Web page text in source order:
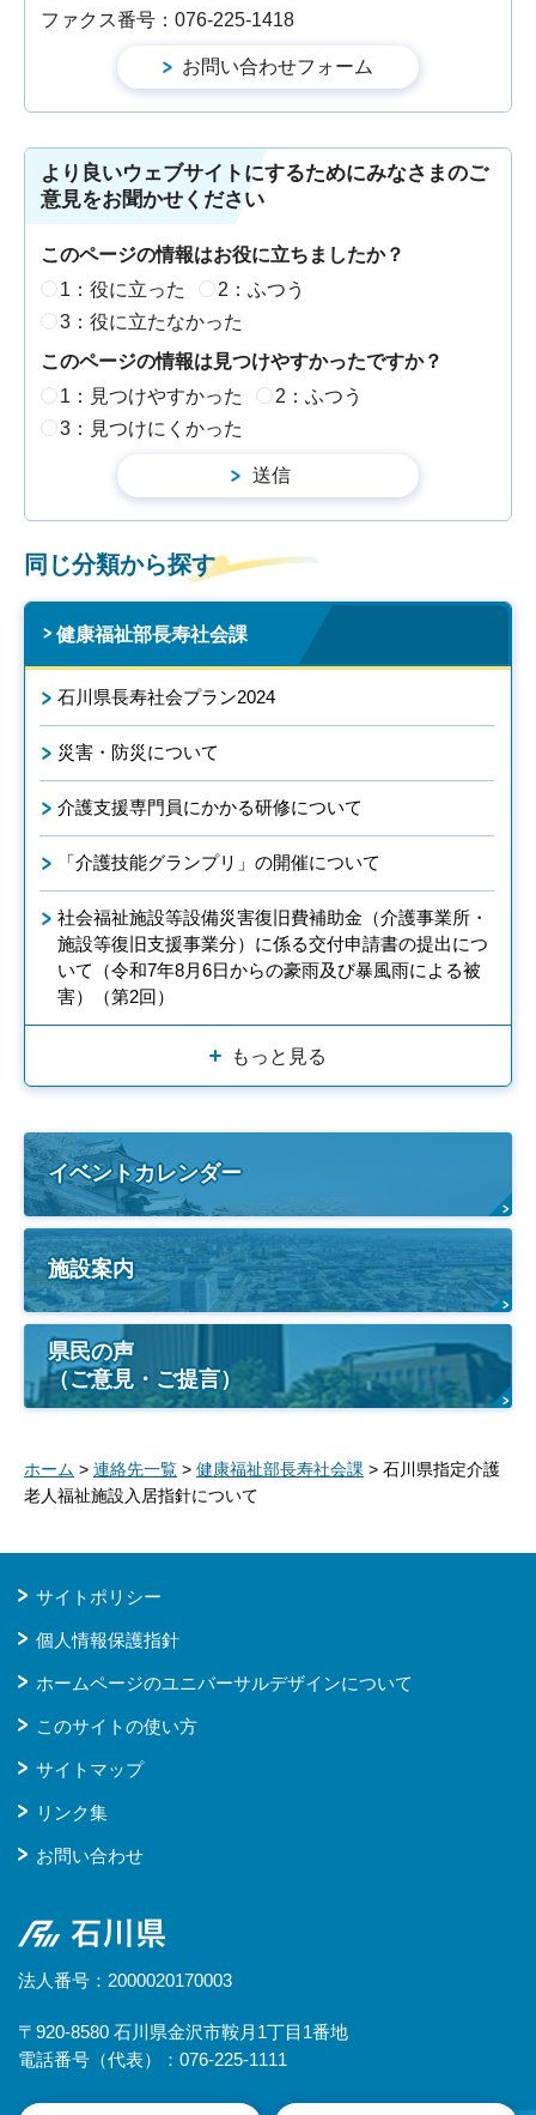
ファクス番号：076-225-1418
より良いウェブサイトにするためにみなさまのご
意見をお聞かせください
このページの情報はお役に立ちましたか？
1：役に立った
2：ふつう
3：役に立たなかった
このページの情報は見つけやすかったですか？
1：見つけやすかった
2：ふつう
3：見つけにくかった
同じ分類から探す
健康福祉部長寿社会課
石川県長寿社会プラン2024
災害・防災について
介護支援専門員にかかる研修について
「介護技能グランプリ」の開催について
社会福祉施設等設備災害復旧費補助金（介護事業所・
施設等復旧支援事業分）に係る交付申請書の提出につ
いて（令和7年8月6日からの豪雨及び暴風雨による被
害）（第2回）
もっと見る
イベントカレンダー
施設案内
県民の声
（ご意見・ご提言）
ホーム > 連絡先一覧 > 健康福祉部長寿社会課 > 石川県指定介護
老人福祉施設入居指針について
サイトポリシー
個人情報保護指針
ホームページのユニバーサルデザインについて
このサイトの使い方
サイトマップ
リンク集
お問い合わせ
石川県
法人番号：2000020170003
〒920-8580 石川県金沢市鞍月1丁目1番地
電話番号（代表）：076-225-1111